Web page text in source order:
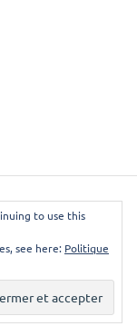
to use this
see here: Politique